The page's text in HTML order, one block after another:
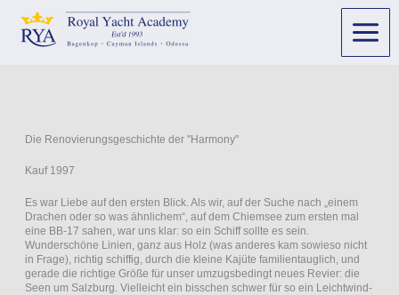
Die Renovierungsgeschichte der "Harmony"
Kauf 1997
Es war Liebe auf den ersten Blick. Als wir, auf der Suche nach „einem
Drachen oder so was ähnlichem“, auf dem Chiemsee zum ersten mal
eine BB-17 sahen, war uns klar: so ein Schiff sollte es sein.
Wunderschöne Linien, ganz aus Holz (was anderes kam sowieso nicht
in Frage), richtig schiffig, durch die kleine Kajüte familientauglich, und
gerade die richtige Größe für unser umzugsbedingt neues Revier: die
Seen um Salzburg. Vielleicht ein bisschen schwer für so ein Leichtwind-